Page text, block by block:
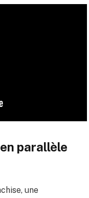
parallèle
une